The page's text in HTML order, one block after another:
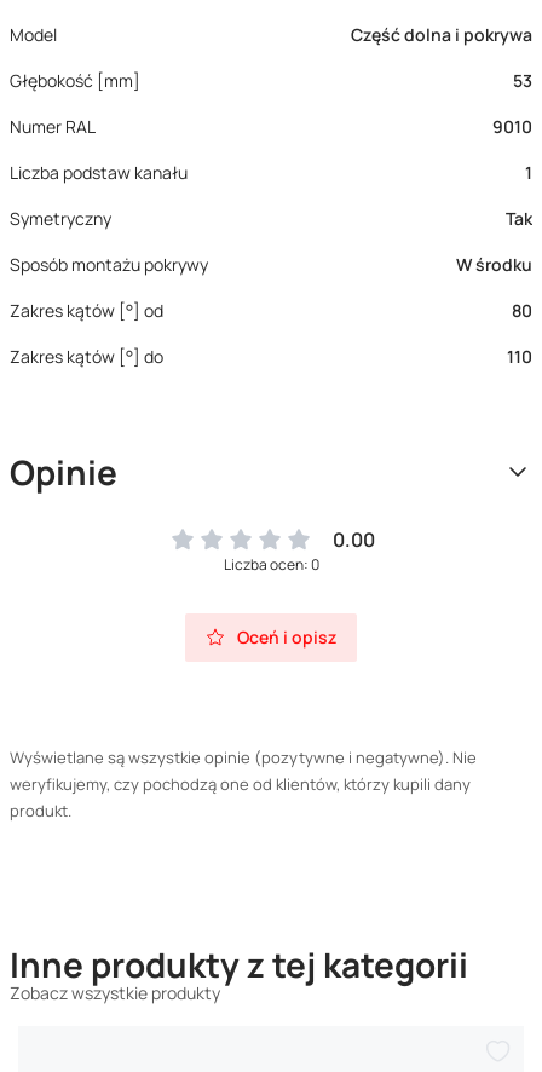
Model
Część dolna i pokrywa
Głębokość [mm]
53
Numer RAL
9010
Liczba podstaw kanału
1
Symetryczny
Tak
Sposób montażu pokrywy
W środku
Zakres kątów [°] od
80
Zakres kątów [°] do
110
Opinie
0.00
Liczba ocen: 0
Oceń i opisz
Wyświetlane są wszystkie opinie (pozytywne i negatywne). Nie
weryfikujemy, czy pochodzą one od klientów, którzy kupili dany
produkt.
Inne produkty z tej kategorii
Zobacz wszystkie produkty